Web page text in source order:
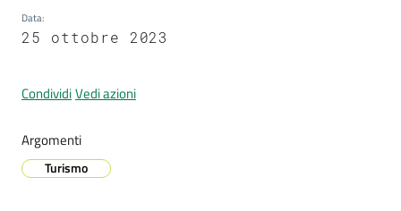
Prenotazione
appuntamenti
A
l
e
r
Data:
25 ottobre 2023
CondividiVedi azioni
Argomenti
Turismo